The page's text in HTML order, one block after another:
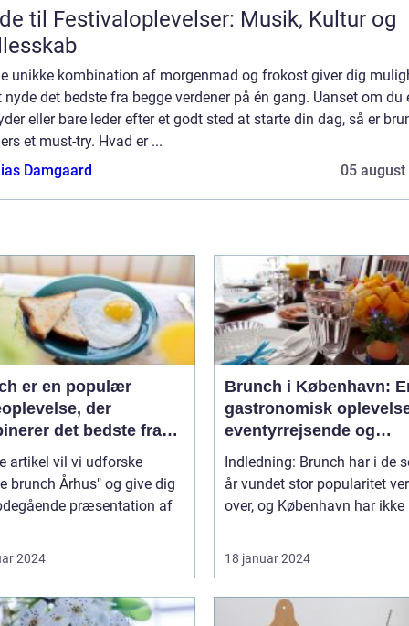
til Festivaloplevelser: Musik, Kultur og
unikke kombination af morgenmad og frokost giver dig
nyde det bedste fra begge verdener på én gang. Uanset om du
eller bare leder efter et godt sted at starte din dag, så er
et must-try. Hvad er ...
Damgaard
05 august
er en populær
der
det bedste fra
og frokost i én
artikel vil vi udforske
brunch Århus" og give dig
præsentation af
2024
Brunch i København:
gastronomisk
eventyrrejsende og
backpackere
Indledning: Brunch har i de
år vundet stor popularitet
over, og København har ikke
18 januar 2024